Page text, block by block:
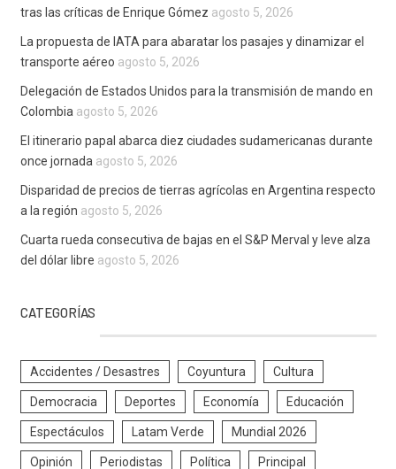
tras las críticas de Enrique Gómez agosto 5, 2026
La propuesta de IATA para abaratar los pasajes y dinamizar el
transporte aéreo agosto 5, 2026
Delegación de Estados Unidos para la transmisión de mando en
Colombia agosto 5, 2026
El itinerario papal abarca diez ciudades sudamericanas durante
once jornada agosto 5, 2026
Disparidad de precios de tierras agrícolas en Argentina respecto
a la región agosto 5, 2026
Cuarta rueda consecutiva de bajas en el S&P Merval y leve alza
del dólar libre agosto 5, 2026
CATEGORÍAS
Accidentes / Desastres Coyuntura Cultura
Democracia Deportes Economía Educación
Espectáculos Latam Verde Mundial 2026
Opinión Periodistas Política Principal